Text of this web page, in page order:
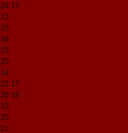
26 15
12
25
10
25
25
14
25 17
20 19
15
25
21